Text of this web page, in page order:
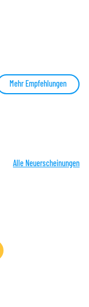
Mehr Empfehlungen
Alle Neuerscheinungen